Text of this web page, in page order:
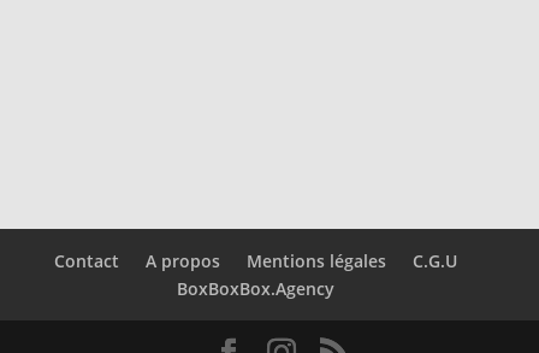
Contact A propos Mentions légales
C.G.U
BoxBoxBox.Agency